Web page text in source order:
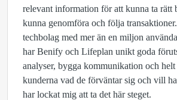
relevant information för att kunna ta rätt
kunna genomföra och följa
techbolag med mer än en miljon
har Benify och Lifeplan unikt goda
analyser, bygga kommunikation och
kunderna vad de förväntar sig och vill
har lockat mig att ta det här steget.